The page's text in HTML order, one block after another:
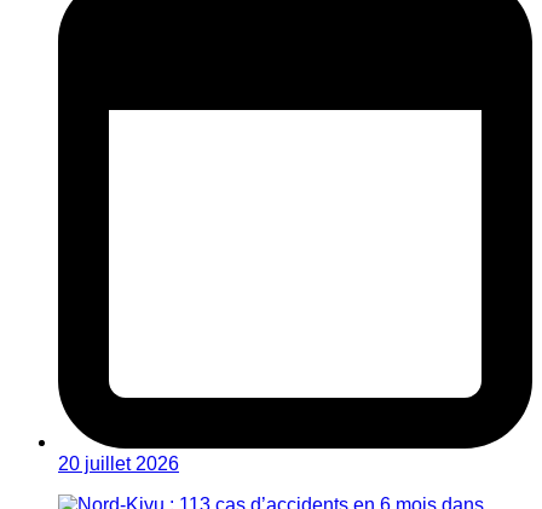
20 juillet 2026